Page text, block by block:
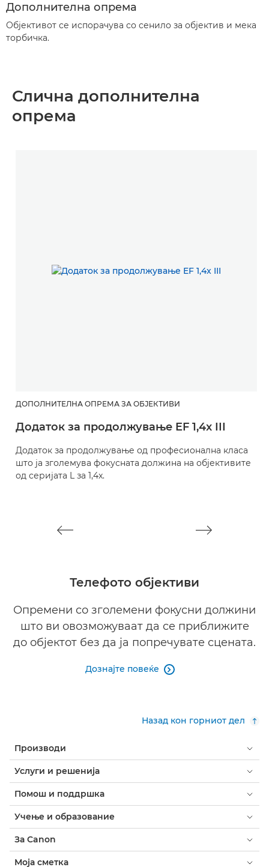
Дополнителна опрема
Објективот се испорачува со сенило за објектив и мека
торбичка.
Слична дополнителна
опрема
ДОПОЛНИТЕЛНА ОПРЕМА ЗА ОБЈЕКТИВИ
Додаток за продолжување EF 1,4x III
Додаток за продолжување од професионална класа
што ја зголемува фокусната должина на објективите
од серијата L за 1,4x.
Телефото објективи
Опремени со зголемени фокусни должини
што ви овозможуваат да се приближите
до објектот без да ја попречувате сцената.
Дознајте повеќе 
Назад кон горниот дел
Производи
Услуги и решенија
Помош и поддршка
Учење и образование
За Canon
Моја сметка